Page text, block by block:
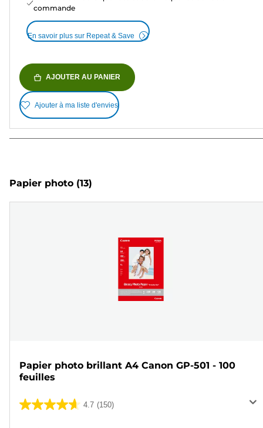
commande
En savoir plus sur Repeat & Save
AJOUTER AU PANIER
Ajouter à ma liste d'envies
Papier photo (13)
Papier photo brillant A4 Canon GP-501 - 100
feuilles
4.7 (150)
4.7